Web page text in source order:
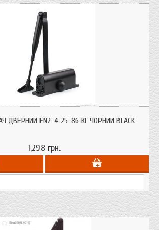
завдяки зміщення дотягувача від краю
відступами вказанними в інструкції к дотягувачу.
ДВЕРНИЙ EN2-4 25-86 КГ ЧОРНИЙ BLACK
1,298 грн.